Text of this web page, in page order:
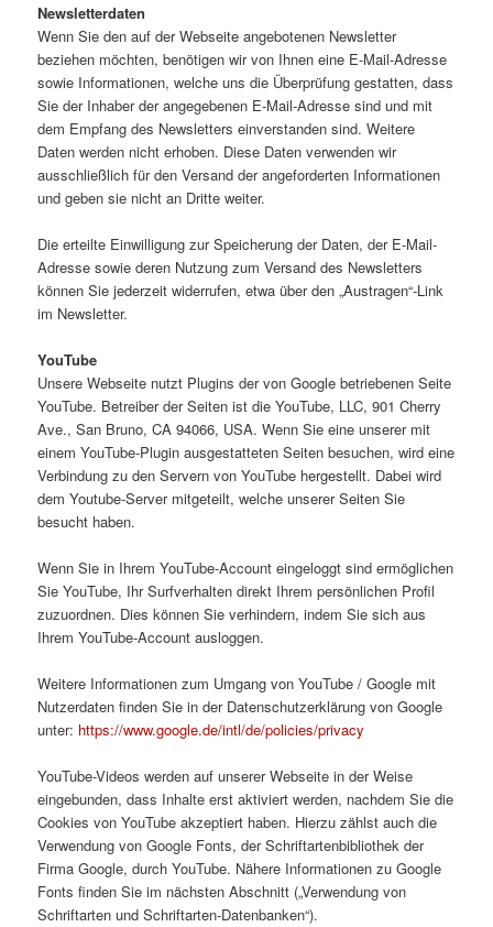
Newsletterdaten
Wenn Sie den auf der Webseite angebotenen Newsletter
beziehen möchten, benötigen wir von Ihnen eine E-Mail-Adresse
sowie Informationen, welche uns die Überprüfung gestatten, dass
Sie der Inhaber der angegebenen E-Mail-Adresse sind und mit
dem Empfang des Newsletters einverstanden sind. Weitere
Daten werden nicht erhoben. Diese Daten verwenden wir
ausschließlich für den Versand der angeforderten Informationen
und geben sie nicht an Dritte weiter.
Die erteilte Einwilligung zur Speicherung der Daten, der E-Mail-
Adresse sowie deren Nutzung zum Versand des Newsletters
können Sie jederzeit widerrufen, etwa über den „Austragen“-Link
im Newsletter.
YouTube
Unsere Webseite nutzt Plugins der von Google betriebenen Seite
YouTube. Betreiber der Seiten ist die YouTube, LLC, 901 Cherry
Ave., San Bruno, CA 94066, USA. Wenn Sie eine unserer mit
einem YouTube-Plugin ausgestatteten Seiten besuchen, wird eine
Verbindung zu den Servern von YouTube hergestellt. Dabei wird
dem Youtube-Server mitgeteilt, welche unserer Seiten Sie
besucht haben.
Wenn Sie in Ihrem YouTube-Account eingeloggt sind ermöglichen
Sie YouTube, Ihr Surfverhalten direkt Ihrem persönlichen Profil
zuzuordnen. Dies können Sie verhindern, indem Sie sich aus
Ihrem YouTube-Account ausloggen.
Weitere Informationen zum Umgang von YouTube / Google mit
Nutzerdaten finden Sie in der Datenschutzerklärung von Google
unter: https://www.google.de/intl/de/policies/privacy
YouTube-Videos werden auf unserer Webseite in der Weise
eingebunden, dass Inhalte erst aktiviert werden, nachdem Sie die
Cookies von YouTube akzeptiert haben. Hierzu zählst auch die
Verwendung von Google Fonts, der Schriftartenbibliothek der
Firma Google, durch YouTube. Nähere Informationen zu Google
Fonts finden Sie im nächsten Abschnitt („Verwendung von
Schriftarten und Schriftarten-Datenbanken“).